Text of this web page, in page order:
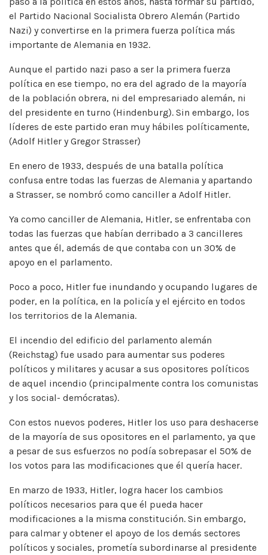
el Partido Nacional Socialista Obrero Alemán (Partido
Nazi) y convertirse en la primera fuerza política más
importante de Alemania en 1932.
Aunque el partido nazi paso a ser la primera fuerza
política en ese tiempo, no era del agrado de la mayoría
de la población obrera, ni del empresariado alemán, ni
del presidente en turno (Hindenburg). Sin embargo, los
líderes de este partido eran muy hábiles políticamente,
(Adolf Hitler y Gregor Strasser)
En enero de 1933, después de una batalla política
confusa entre todas las fuerzas de Alemania y apartando
a Strasser, se nombró como canciller a Adolf Hitler.
Ya como canciller de Alemania, Hitler, se enfrentaba con
todas las fuerzas que habían derribado a 3 cancilleres
antes que él, además de que contaba con un 30% de
apoyo en el parlamento.
Poco a poco, Hitler fue inundando y ocupando lugares de
poder, en la política, en la policía y el ejército en todos
los territorios de la Alemania.
El incendio del edificio del parlamento alemán
(Reichstag) fue usado para aumentar sus poderes
políticos y militares y acusar a sus opositores políticos
de aquel incendio (principalmente contra los comunistas
y los social- demócratas).
Con estos nuevos poderes, Hitler los uso para deshacerse
de la mayoría de sus opositores en el parlamento, ya que
a pesar de sus esfuerzos no podía sobrepasar el 50% de
los votos para las modificaciones que él quería hacer.
En marzo de 1933, Hitler, logra hacer los cambios
políticos necesarios para que él pueda hacer
modificaciones a la misma constitución. Sin embargo,
para calmar y obtener el apoyo de los demás sectores
políticos y sociales, prometía subordinarse al presidente